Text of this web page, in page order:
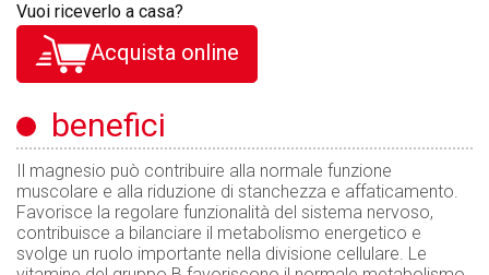
Vuoi riceverlo a casa?
Acquista online
benefici
Il magnesio può contribuire alla normale funzione
muscolare e alla riduzione di stanchezza e affaticamento.
Favorisce la regolare funzionalità del sistema nervoso,
contribuisce a bilanciare il metabolismo energetico e
svolge un ruolo importante nella divisione cellulare. Le